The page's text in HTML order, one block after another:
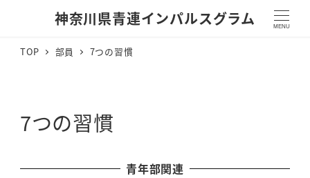
神奈川県青連インパルスグラム MENU
TOP 部員 7つの習慣
7つの習慣
青年部関連